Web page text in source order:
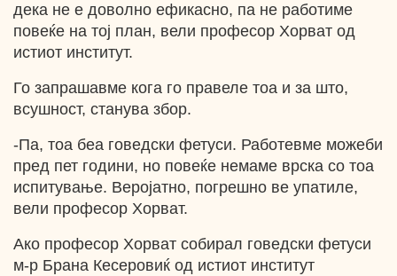
дека не е доволно ефикасно, па не работиме
повеќе на тој план, вели професор Хорват од
истиот институт.
Го запрашавме кога го правеле тоа и за што,
всушност, станува збор.
-Па, тоа беа говедски фетуси. Работевме можеби
пред пет години, но повеќе немаме врска со тоа
испитување. Веројатно, погрешно ве упатиле,
вели професор Хорват.
Ако професор Хорват собирал говедски фетуси
м-р Брана Кесеровиќ од истиот институт